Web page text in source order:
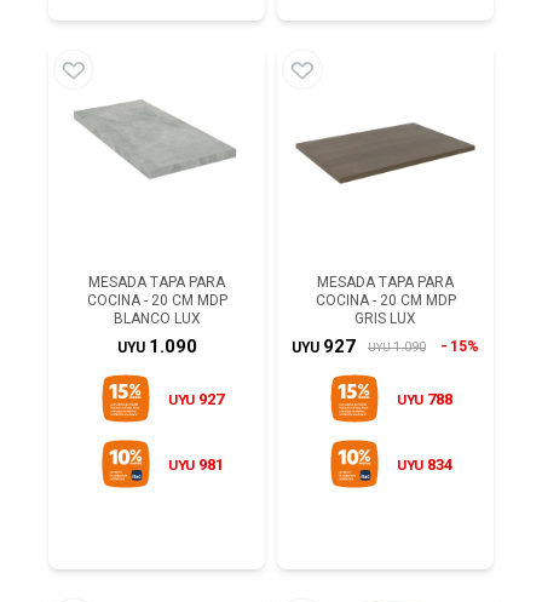
MESADA TAPA PARA
COCINA - 20 CM MDP
BLANCO LUX
UYU 1.090
UYU 927
UYU 981
MESADA TAPA PARA
COCINA - 20 CM MDP
GRIS LUX
UYU 927 UYU 1.090 15%
UYU 788
UYU 834